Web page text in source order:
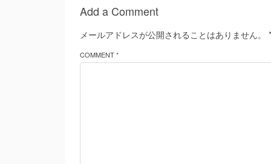
Add a Comment
メールアドレスが公開されることはありません。 *
COMMENT *